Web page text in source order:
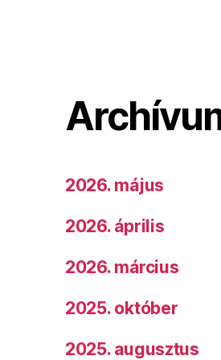
2026. május
2026. április
2026. március
2025. október
2025. augusztus